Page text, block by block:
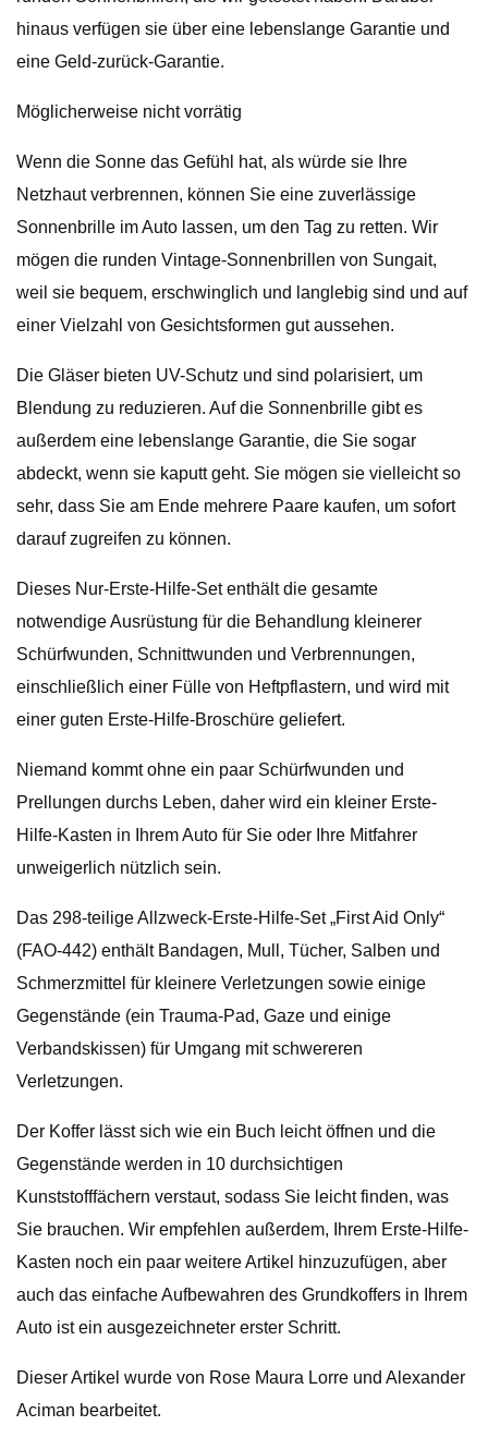
hinaus verfügen sie über eine lebenslange Garantie und
eine Geld-zurück-Garantie.
Möglicherweise nicht vorrätig
Wenn die Sonne das Gefühl hat, als würde sie Ihre
Netzhaut verbrennen, können Sie eine zuverlässige
Sonnenbrille im Auto lassen, um den Tag zu retten. Wir
mögen die runden Vintage-Sonnenbrillen von Sungait,
weil sie bequem, erschwinglich und langlebig sind und auf
einer Vielzahl von Gesichtsformen gut aussehen.
Die Gläser bieten UV-Schutz und sind polarisiert, um
Blendung zu reduzieren. Auf die Sonnenbrille gibt es
außerdem eine lebenslange Garantie, die Sie sogar
abdeckt, wenn sie kaputt geht. Sie mögen sie vielleicht so
sehr, dass Sie am Ende mehrere Paare kaufen, um sofort
darauf zugreifen zu können.
Dieses Nur-Erste-Hilfe-Set enthält die gesamte
notwendige Ausrüstung für die Behandlung kleinerer
Schürfwunden, Schnittwunden und Verbrennungen,
einschließlich einer Fülle von Heftpflastern, und wird mit
einer guten Erste-Hilfe-Broschüre geliefert.
Niemand kommt ohne ein paar Schürfwunden und
Prellungen durchs Leben, daher wird ein kleiner Erste-
Hilfe-Kasten in Ihrem Auto für Sie oder Ihre Mitfahrer
unweigerlich nützlich sein.
Das 298-teilige Allzweck-Erste-Hilfe-Set „First Aid Only“
(FAO-442) enthält Bandagen, Mull, Tücher, Salben und
Schmerzmittel für kleinere Verletzungen sowie einige
Gegenstände (ein Trauma-Pad, Gaze und einige
Verbandskissen) für Umgang mit schwereren
Verletzungen.
Der Koffer lässt sich wie ein Buch leicht öffnen und die
Gegenstände werden in 10 durchsichtigen
Kunststofffächern verstaut, sodass Sie leicht finden, was
Sie brauchen. Wir empfehlen außerdem, Ihrem Erste-Hilfe-
Kasten noch ein paar weitere Artikel hinzuzufügen, aber
auch das einfache Aufbewahren des Grundkoffers in Ihrem
Auto ist ein ausgezeichneter erster Schritt.
Dieser Artikel wurde von Rose Maura Lorre und Alexander
Aciman bearbeitet.